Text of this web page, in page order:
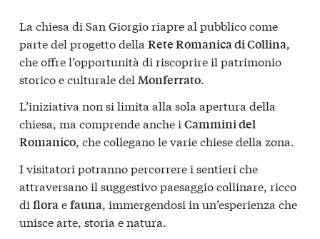
La chiesa di San Giorgio riapre al pubblico come
parte del progetto della Rete Romanica di Collina,
che offre l’opportunità di riscoprire il patrimonio
storico e culturale del Monferrato.
L’iniziativa non si limita alla sola apertura della
chiesa, ma comprende anche i Cammini del
Romanico, che collegano le varie chiese della zona.
I visitatori potranno percorrere i sentieri che
attraversano il suggestivo paesaggio collinare, ricco
di floraefauna, immergendosi in un’esperienza che
unisce arte, storia e natura.